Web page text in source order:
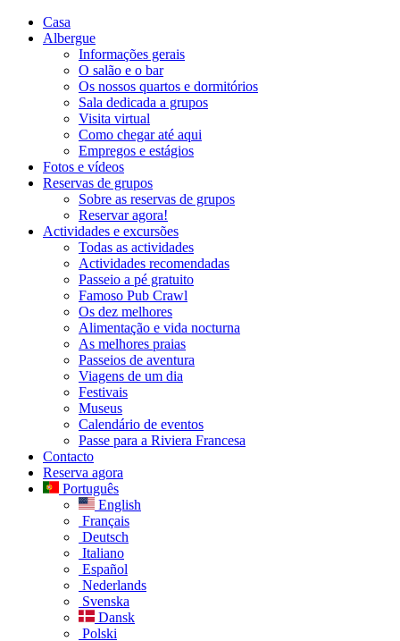
Casa
Albergue
Informações gerais
O salão e o bar
Os nossos quartos e dormitórios
Sala dedicada a grupos
Visita virtual
Como chegar até aqui
Empregos e estágios
Fotos e vídeos
Reservas de grupos
Sobre as reservas de grupos
Reservar agora!
Actividades e excursões
Todas as actividades
Actividades recomendadas
Passeio a pé gratuito
Famoso Pub Crawl
Os dez melhores
Alimentação e vida nocturna
As melhores praias
Passeios de aventura
Viagens de um dia
Festivais
Museus
Calendário de eventos
Passe para a Riviera Francesa
Contacto
Reserva agora
Português
English
Français
Deutsch
Italiano
Español
Nederlands
Svenska
Dansk
Polski